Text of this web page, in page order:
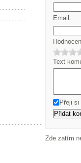
Email:
Text
Přeji
Zde zatím